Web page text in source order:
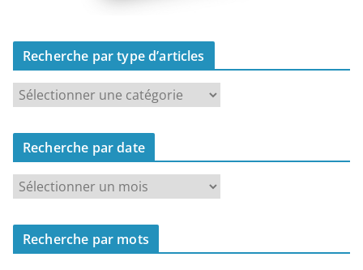
Recherche par type d’articles
c
e
e
Recherche par date
c
Recherche par mots